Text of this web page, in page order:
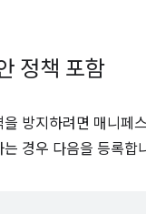
정책 포함
방지하려면 매니페
경우 다음을 등록합